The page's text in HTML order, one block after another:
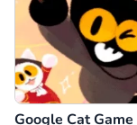
Google Cat Game